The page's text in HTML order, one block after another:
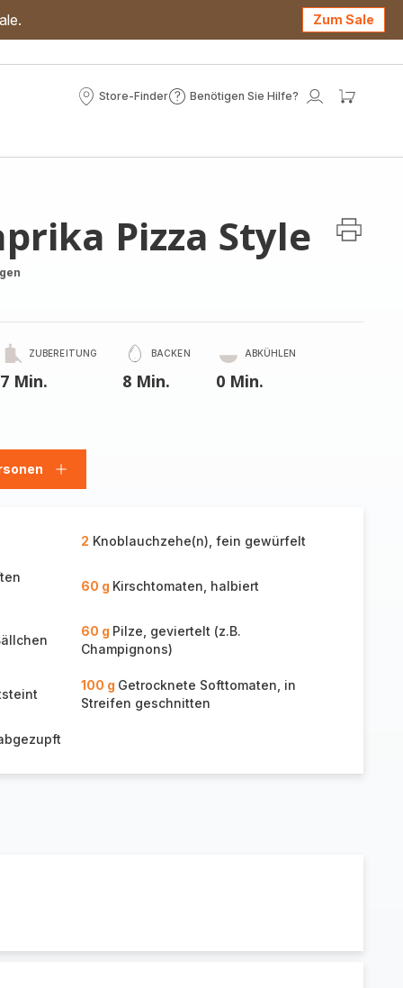
Zum Sale
Store-Finder
Store-
Benötigen Sie Hilfe?
Benötigen
Mein
Pizza Style
ZUBEREITUNG
7 Min.
BACKEN
8 Min.
ABKÜHLEN
0 Min.
Personen
2 Knoblauchzehe(n), fein gewürfelt
60 g Kirschtomaten, halbiert
60 g Pilze, geviertelt (z.B.
Champignons)
100 g Getrocknete Softtomaten, in
Streifen geschnitten